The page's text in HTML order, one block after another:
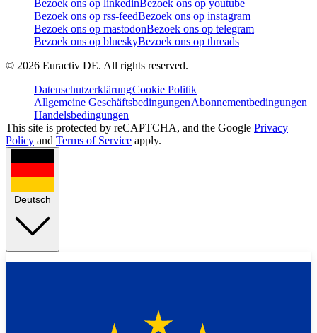
Bezoek ons op linkedinBezoek ons op youtube
Bezoek ons op rss-feedBezoek ons op instagram
Bezoek ons op mastodonBezoek ons op telegram
Bezoek ons op blueskyBezoek ons op threads
© 2026 Euractiv DE. All rights reserved.
DatenschutzerklärungCookie Politik
Allgemeine GeschäftsbedingungenAbonnementbedingungen
Handelsbedingungen
This site is protected by reCAPTCHA, and the Google Privacy
Policy and Terms of Service apply.
Deutsch